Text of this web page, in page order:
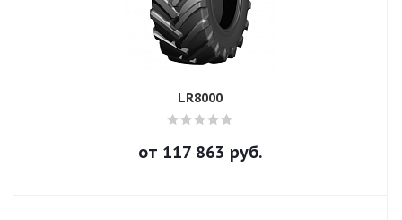
LR8000
от 117 863 руб.